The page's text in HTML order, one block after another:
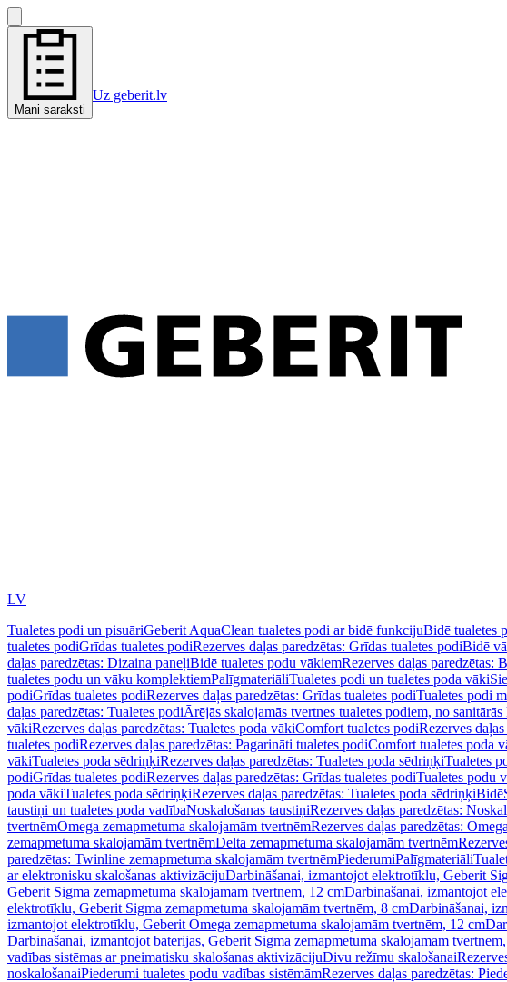
Mani saraksti
Uz geberit.lv
LV
Tualetes podi un pisuāriGeberit AquaClean tualetes podi ar bidē funkcijuBidē tualetes
tualetes podiGrīdas tualetes podiRezerves daļas paredzētas: Grīdas tualetes podiBidē
daļas paredzētas: Dizaina paneļiBidē tualetes podu vākiemRezerves daļas paredzētas:
tualetes podu un vāku komplektiemPalīgmateriāliTualetes podi un tualetes poda vāki
podiGrīdas tualetes podiRezerves daļas paredzētas: Grīdas tualetes podiTualetes podi
daļas paredzētas: Tualetes podiĀrējās skalojamās tvertnes tualetes podiem, no sanitārās
vākiRezerves daļas paredzētas: Tualetes poda vākiComfort tualetes podiRezerves
tualetes podiRezerves daļas paredzētas: Pagarināti tualetes podiComfort tualetes poda
vākiTualetes poda sēdriņķiRezerves daļas paredzētas: Tualetes poda sēdriņķiTualetes
podiGrīdas tualetes podiRezerves daļas paredzētas: Grīdas tualetes podiTualetes podu
poda vākiTualetes poda sēdriņķiRezerves daļas paredzētas: Tualetes poda sēdriņķiBidē
taustiņi un tualetes poda vadībaNoskalošanas taustiņiRezerves daļas paredzētas:
tvertnēmOmega zemapmetuma skalojamām tvertnēmRezerves daļas paredzētas:
zemapmetuma skalojamām tvertnēmDelta zemapmetuma skalojamām tvertnēm
paredzētas: Twinline zemapmetuma skalojamām tvertnēmPiederumiPalīgmateriāli
ar elektronisku skalošanas aktivizācijuDarbināšanai, izmantojot elektrotīklu, Geberit
Geberit Sigma zemapmetuma skalojamām tvertnēm, 12 cmDarbināšanai, izmantojot
elektrotīklu, Geberit Sigma zemapmetuma skalojamām tvertnēm, 8 cmDarbināšanai,
izmantojot elektrotīklu, Geberit Omega zemapmetuma skalojamām tvertnēm, 12 cm
Darbināšanai, izmantojot baterijas, Geberit Sigma zemapmetuma skalojamām
vadības sistēmas ar pneimatisku skalošanas aktivizācijuDivu režīmu skalošanai
noskalošanaiPiederumi tualetes podu vadības sistēmāmRezerves daļas paredzētas: